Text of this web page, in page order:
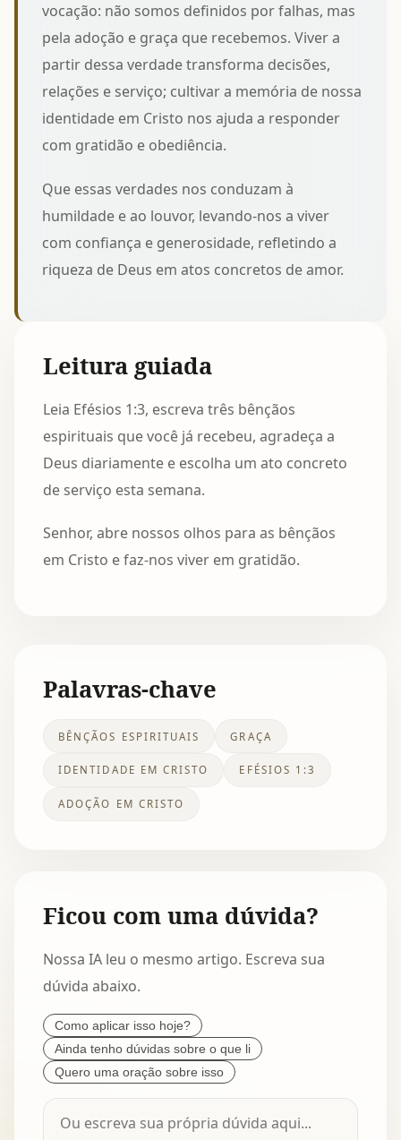
vocação: não somos definidos por falhas, mas
pela adoção e graça que recebemos. Viver a
partir dessa verdade transforma decisões,
relações e serviço; cultivar a memória de nossa
identidade em Cristo nos ajuda a responder
com gratidão e obediência.
Que essas verdades nos conduzam à
humildade e ao louvor, levando-nos a viver
com confiança e generosidade, refletindo a
riqueza de Deus em atos concretos de amor.
Leitura guiada
Leia Efésios 1:3, escreva três bênçãos
espirituais que você já recebeu, agradeça a
Deus diariamente e escolha um ato concreto
de serviço esta semana.
Senhor, abre nossos olhos para as bênçãos
em Cristo e faz-nos viver em gratidão.
Palavras-chave
BÊNÇÃOS ESPIRITUAIS GRAÇA
IDENTIDADE EM CRISTO EFÉSIOS 1:3
ADOÇÃO EM CRISTO
Ficou com uma dúvida?
Nossa IA leu o mesmo artigo. Escreva sua
dúvida abaixo.
Como aplicar isso hoje?
Ainda tenho dúvidas sobre o que li
Quero uma oração sobre isso